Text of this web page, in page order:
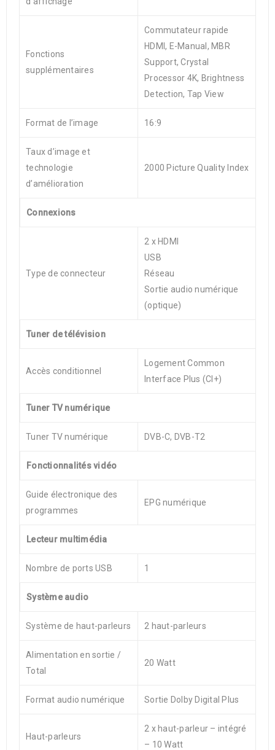
Fonctions
supplémentaires
Commutateur rapide
HDMI, E-Manual, MBR
Support, Crystal
Processor 4K, Brightness
Detection, Tap View
Format de l’image 16:9
Taux d’image et
technologie
d’amélioration
2000 Picture Quality Index
Connexions
Type de connecteur
2 x HDMI
USB
Réseau
Sortie audio numérique
(optique)
Tuner de télévision
Accès conditionnel
Logement Common
Interface Plus (CI+)
Tuner TV numérique
Tuner TV numérique DVB-C, DVB-T2
Fonctionnalités vidéo
Guide électronique des
programmes
EPG numérique
Lecteur multimédia
Nombre de ports USB 1
Système audio
Système de haut-parleurs 2 haut-parleurs
Alimentation en sortie /
Total
20 Watt
Format audio numérique Sortie Dolby Digital Plus
Haut-parleurs
2 x haut-parleur – intégré
– 10 Watt